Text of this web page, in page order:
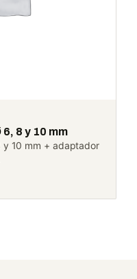
8 y 10 mm
y 10 mm + adaptador